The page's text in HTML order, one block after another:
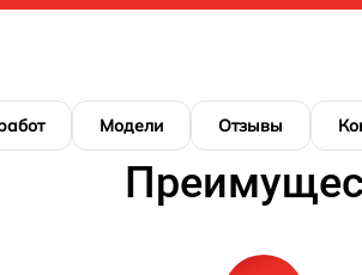
Модели Отзывы